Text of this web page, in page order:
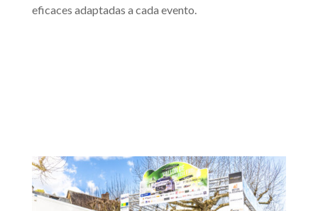
eficaces adaptadas a cada evento.